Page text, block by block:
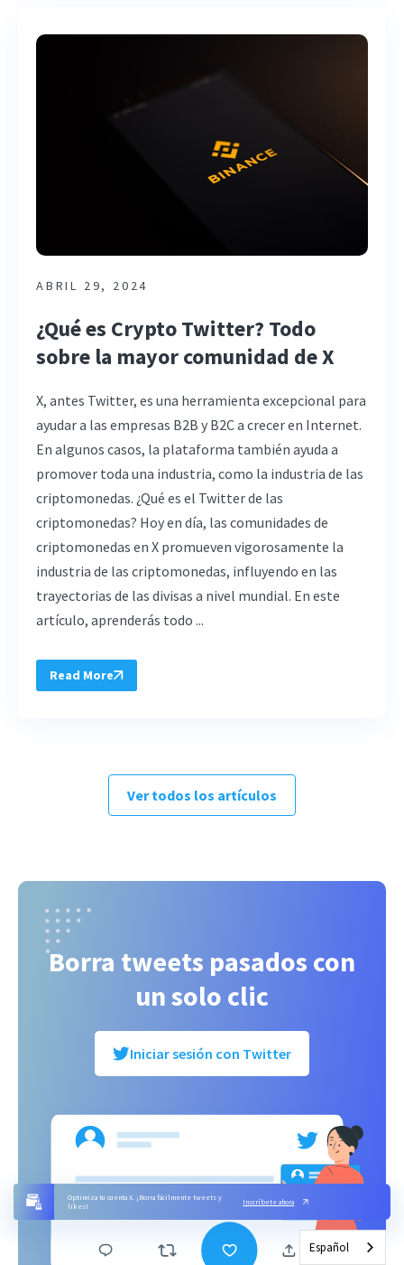
Optimiza tu cuenta X. ¡Borra fácilmente tweets y
likes!
Inscríbete ahora
ABRIL 29, 2024
¿Qué es Crypto Twitter? Todo
sobre la mayor comunidad de X
X, antes Twitter, es una herramienta excepcional para
ayudar a las empresas B2B y B2C a crecer en Internet.
En algunos casos, la plataforma también ayuda a
promover toda una industria, como la industria de las
criptomonedas. ¿Qué es el Twitter de las
criptomonedas? Hoy en día, las comunidades de
criptomonedas en X promueven vigorosamente la
industria de las criptomonedas, influyendo en las
trayectorias de las divisas a nivel mundial. En este
artículo, aprenderás todo ...
Read More
Ver todos los artículos
Borra tweets pasados con
un solo clic
Iniciar sesión con Twitter
Español